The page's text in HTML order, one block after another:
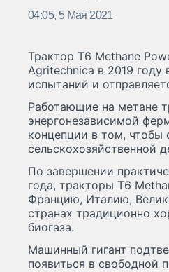
04:05, 5 Мая 2021
Трактор T6 Methane
Agritechnica в 2019
испытаний и
Работающие на метане
энергонезависимой
концепции в том, чтобы
сельскохозяйственной
По завершении
года, тракторы T6
Францию, Италию,
странах традиционно
биогаза.
Машинный гигант
появиться в свободной